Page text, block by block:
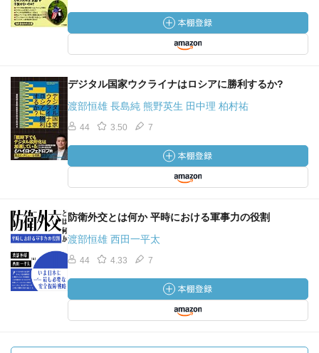
デジタル国家ウクライナはロシアに勝利するか?
渡部恒雄 長島純 熊野英生 田中理 柏村祐
44 3.50 7
防衛外交とは何か 平時における軍事力の役割
渡部恒雄 西田一平太
44 4.33 7